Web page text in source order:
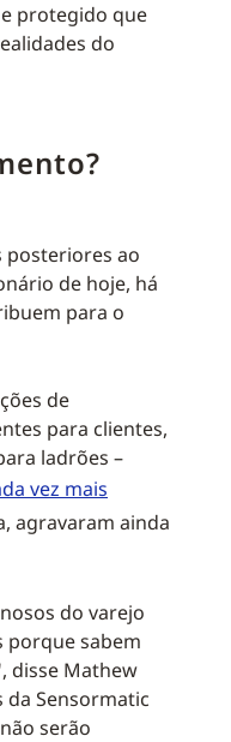
protegido que
do
posteriores ao
de hoje, há
para o
de
para clientes,
ladrões –
vez mais
agravaram ainda
do varejo
porque sabem
disse Mathew
da Sensormatic
serão